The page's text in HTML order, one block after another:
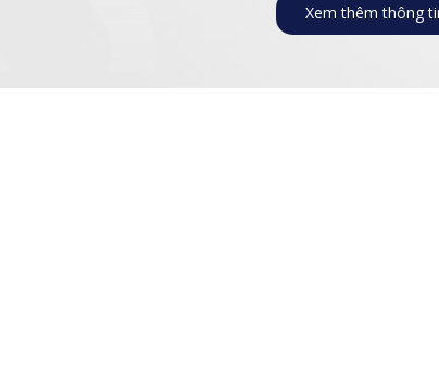
Xem thêm thông